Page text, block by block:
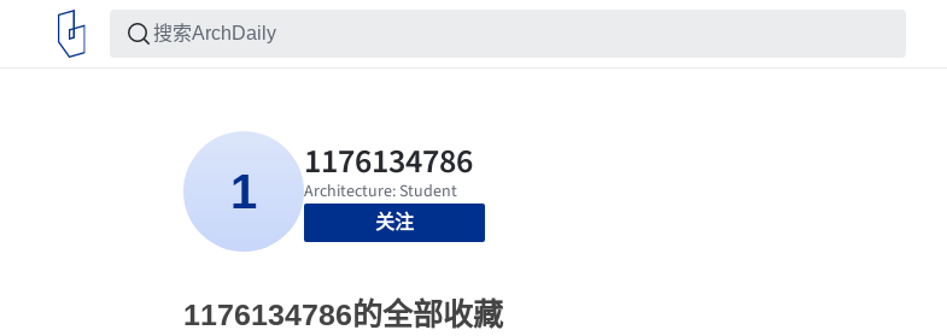
关注
1176134786的全部收藏